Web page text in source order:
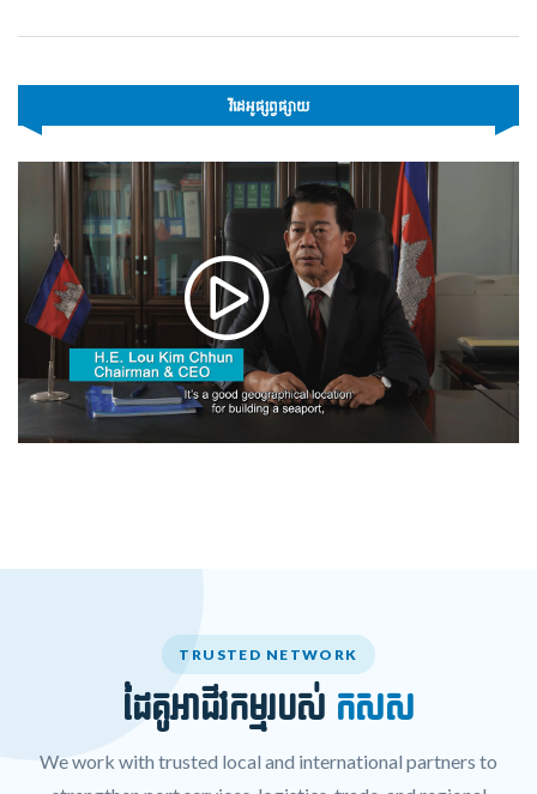
វីដេអូផ្សព្វផ្សាយ
TRUSTED NETWORK
ដៃគូអាជីវកម្មរបស់ កសស
We work with trusted local and international partners to